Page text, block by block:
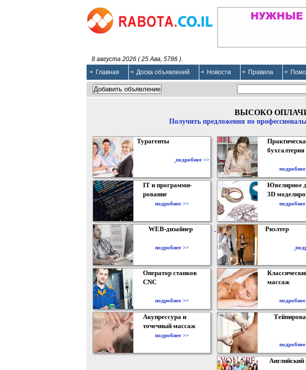
8 августа 2026 ( 25 Ава, 5786 ).
Главная
Доска объявлений Новости Правила
ВЫСОКО
Получить предложения по
Турагенты
подробнее >>
бухгалтерия
IT и программи-
рование
подробнее >>
Ювелирное
3D
WEB-дизайнер
подробнее >>
Риэлтер
Оператор станков
CNC
подробнее >>
массаж
Акупрессура и
точечный массаж
подробнее >>
Английский